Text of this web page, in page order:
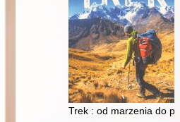
Trek : od marzenia do